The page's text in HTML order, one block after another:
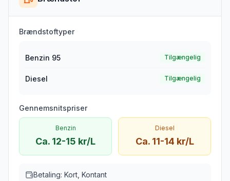
Brændstoftyper
Benzin 95 Tilgængelig
Diesel Tilgængelig
Gennemsnitspriser
Benzin
Ca. 12-15 kr/L
Diesel
Ca. 11-14 kr/L
Betaling: Kort, Kontant